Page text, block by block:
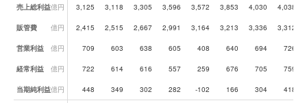
売上総利益億円 3,125 3,118 3,305 3,596 3,572 3,853 4,030 4,038
販管費 億円 2,415 2,515 2,667 2,991 3,164 3,213 3,336 3,312
営業利益 億円 709 603 638 605 408 640 694 726
経常利益 億円 722 614 616 557 259 676 705 759
当期純利益億円 448 349 302 282 -102 166 304 418